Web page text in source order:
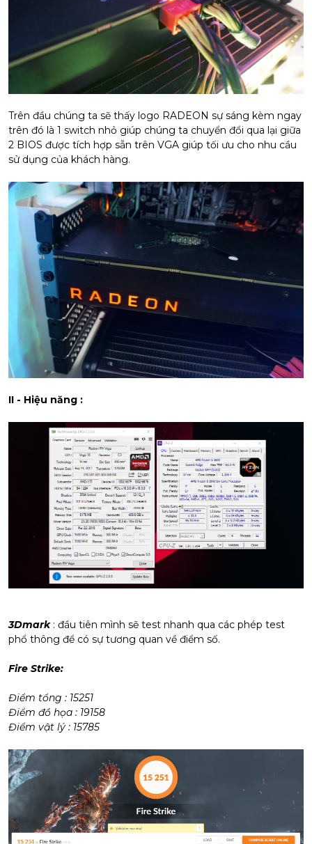
Trên đầu chúng ta sẽ thấy logo RADEON sự sáng kèm ngay
trên đó là 1 switch nhỏ giúp chúng ta chuyển đổi qua lại giữa
2 BIOS được tích hợp sẵn trên VGA giúp tối ưu cho nhu cầu
sử dụng của khách hàng.
II - Hiệu năng :
3Dmark: đầu tiên mình sẽ test nhanh qua các phép test
phổ thông để có sự tương quan về điểm số.
Fire Strike:
Điểm tổng : 15251
Điểm đồ họa : 19158
Điểm vật lý : 15785